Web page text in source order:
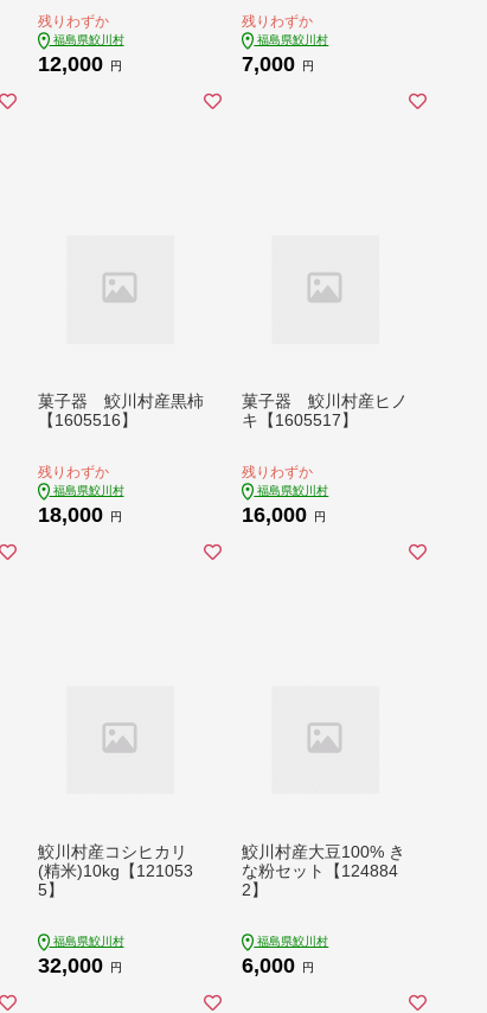
残りわずか
福島県鮫川村
12,000 円
27713】
残りわずか
福島県鮫川村
7,000 円
菓子器 鮫川村産黒柿
【1605516】
残りわずか
福島県鮫川村
18,000 円
菓子器 鮫川村産ヒノ
キ【1605517】
残りわずか
福島県鮫川村
16,000 円
鮫川村産コシヒカリ
(精米)10kg【121053
5】
福島県鮫川村
32,000 円
鮫川村産大豆100% き
な粉セット【124884
2】
福島県鮫川村
6,000 円